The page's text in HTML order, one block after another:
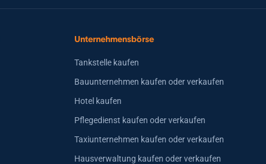
Unternehmensbörse
Tankstelle kaufen
Bauunternehmen kaufen oder verkaufen
Hotel kaufen
Pflegedienst kaufen oder verkaufen
Taxiunternehmen kaufen oder verkaufen
Hausverwaltung kaufen oder verkaufen